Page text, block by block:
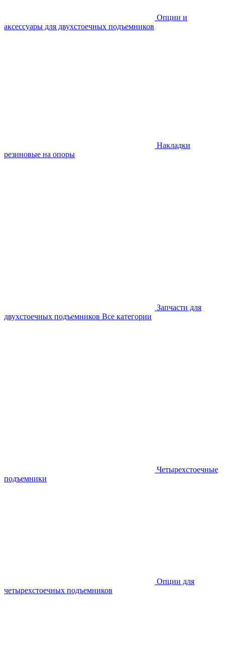
Опции и
аксессуары для двухстоечных подъемников
Накладки
резиновые на опоры
Запчасти для
двухстоечных подъемников Все категории
Четырехстоечные
подъемники
Опции для
четырехстоечных подъемников